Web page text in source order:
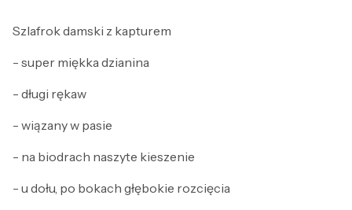
Szlafrok damski z kapturem
- super miękka dzianina
- długi rękaw
- wiązany w pasie
- na biodrach naszyte kieszenie
- u dołu, po bokach głębokie rozcięcia